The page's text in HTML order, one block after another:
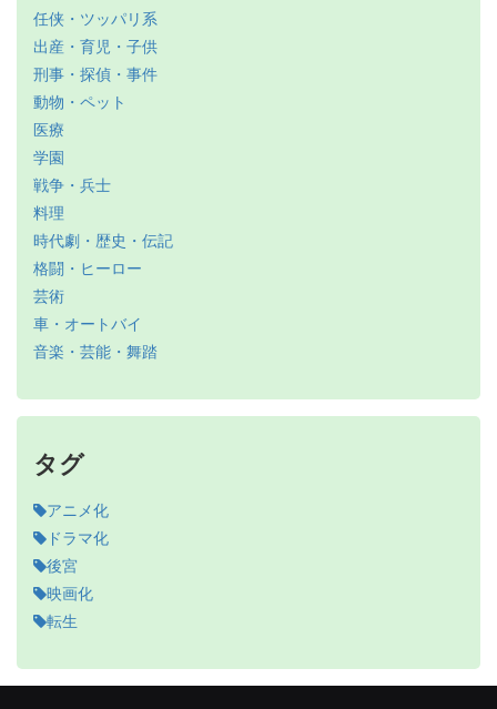
任侠・ツッパリ系
出産・育児・子供
刑事・探偵・事件
動物・ペット
医療
学園
戦争・兵士
料理
時代劇・歴史・伝記
格闘・ヒーロー
芸術
車・オートバイ
音楽・芸能・舞踏
タグ
アニメ化
ドラマ化
後宮
映画化
転生